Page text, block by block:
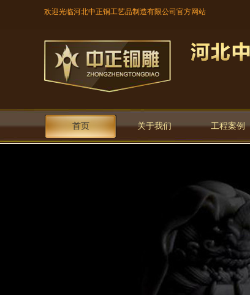
欢迎光临河北中正铜工艺品制造有限公司官方网站
首页 关于我们 工程案例